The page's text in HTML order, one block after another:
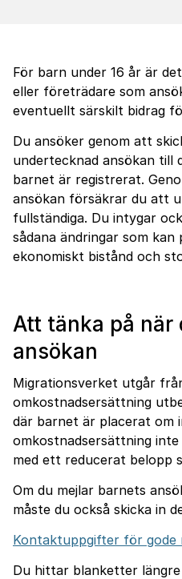
För barn under 16 år är
eller företrädare som
eventuellt särskilt bidrag
Du ansöker genom att
undertecknad ansökan till
barnet är registrerat.
ansökan försäkrar du att
fullständiga. Du intygar
sådana ändringar som
ekonomiskt bistånd och
Att tänka på när
ansökan
Migrationsverket utgår
omkostnadsersättning
där barnet är placerat om
omkostnadsersättning
med ett reducerat belopp
Om du mejlar barnets
måste du också skicka in
Kontaktuppgifter för gode
Du hittar blanketter längre